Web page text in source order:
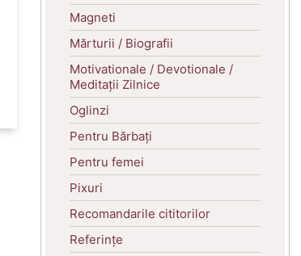
Magneti
Mărturii / Biografii
Motivationale / Devotionale /
Meditații Zilnice
Oglinzi
Pentru Bărbați
Pentru femei
Pixuri
Recomandarile cititorilor
Referințe